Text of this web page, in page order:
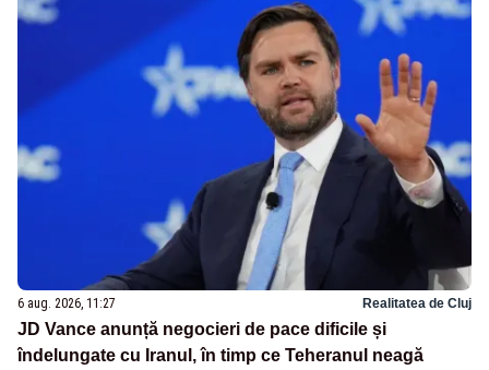
6 aug. 2026, 11:27 Realitatea de Cluj
JD Vance anunță negocieri de pace dificile și
îndelungate cu Iranul, în timp ce Teheranul neagă